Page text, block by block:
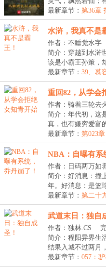
性...
最新章节： 第36章
水浒，我真不是
作者：不睡觉水字
简介：穿越到水浒
该是小霸王孙策，
得...
最新章节： 39、慕
重回82，从学会
作者：骑着三轮去
09:00:06
简介：年代初，这
真，也有嫌穷爱富
多...
最新章节： 第023
NBA：自曝有系
作者：日码两万如
11:12:29
简介：好消息：撞
年。好消息：是篮
是...
最新章节： 第二十
（求追读）
武道末日：独自
作者：独林.CS
简介：程阳异界生
结果入城不过两月
的...
最新章节： 057：